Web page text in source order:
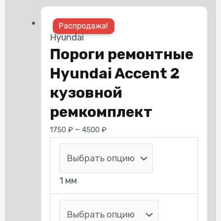
Распродажа!
Hyundai
Пороги ремонтные
Hyundai Accent 2
кузовной
ремкомплект
1750₽ –4500₽
1 мм
вариаций.